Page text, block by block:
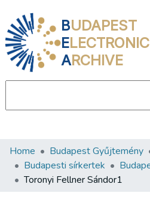
BUDAPEST
ELECTRONIC
ARCHIVE
Communities & Collections
All of DSpace
Home Budapest Gyűjtemény
Budapesti sírkertek
Toronyi Fellner Sándor1